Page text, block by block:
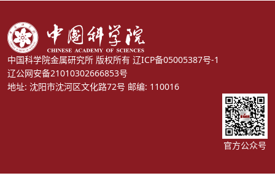
中国科学院金属研究所 版权所有 辽ICP备05005387号-1
辽公网安备21010302666853号
地址: 沈阳市沈河区文化路72号 邮编: 110016
官方公众号